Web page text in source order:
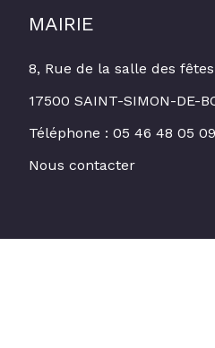
MAIRIE
8, Rue de la salle des fêtes
17500 SAINT-SIMON-DE-
Téléphone : 05 46 48 05 09
Nous contacter